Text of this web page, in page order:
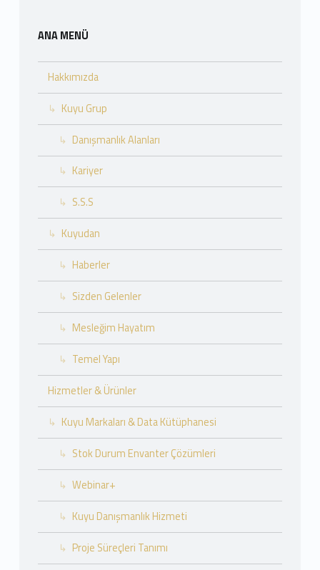
ANA MENÜ
Hakkımızda
Kuyu Grup
Danışmanlık Alanları
Kariyer
S.S.S
Kuyudan
Haberler
Sizden Gelenler
Mesleğim Hayatım
Temel Yapı
Hizmetler & Ürünler
Kuyu Markaları & Data Kütüphanesi
Stok Durum Envanter Çözümleri
Webinar+
Kuyu Danışmanlık Hizmeti
Proje Süreçleri Tanımı